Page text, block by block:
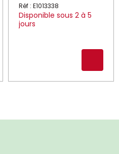
Réf : E1013338
Disponible sous 2 à 5
jours